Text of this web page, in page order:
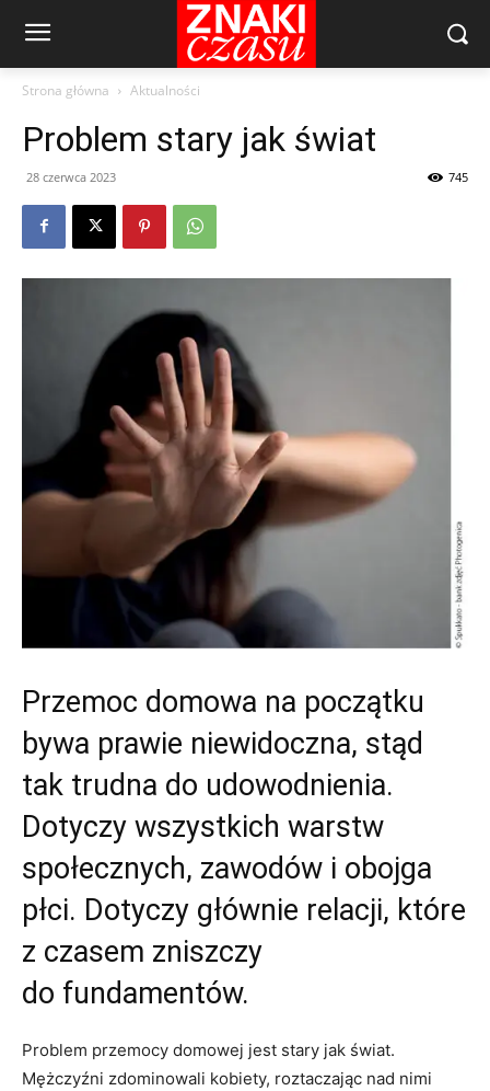
Strona główna Aktualności
Problem stary jak świat
28 czerwca 2023 745
Przemoc domowa na początku
bywa prawie niewidoczna, stąd
tak trudna do udowodnienia.
Dotyczy wszystkich warstw
społecznych, zawodów i obojga
płci. Dotyczy głównie relacji, które
z czasem zniszczy
do fundamentów.
Problem przemocy domowej jest stary jak świat.
Mężczyźni zdominowali kobiety, roztaczając nad nimi